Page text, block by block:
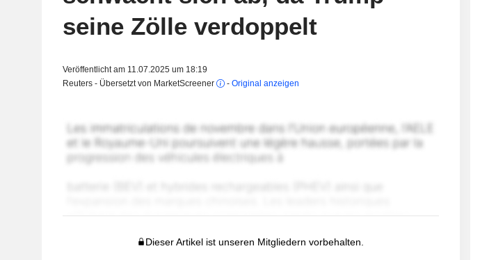
seine Zölle verdoppelt
Veröffentlicht am 11.07.2025 um 18:19
Reuters - Übersetzt von MarketScreener
- Original anzeigen
Dieser Artikel ist unseren Mitgliedern vorbehalten.